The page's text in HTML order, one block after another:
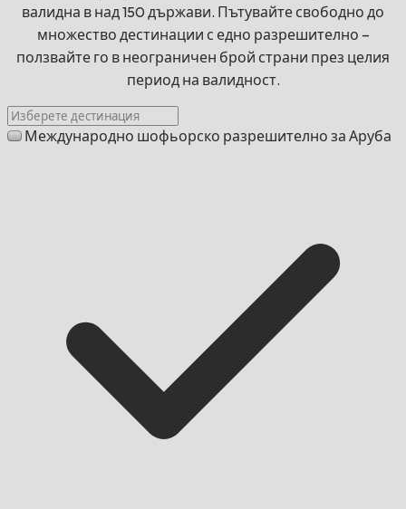
валидна в над 150 държави. Пътувайте свободно до
множество дестинации с едно разрешително –
ползвайте го в неограничен брой страни през целия
период на валидност.
Международно шофьорско разрешително за Аруба